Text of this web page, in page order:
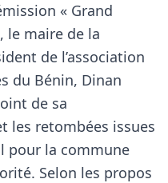
« Grand
le maire de la
de l’association
du Bénin, Dinan
de sa
les retombées issues
pour la commune
Selon les propos